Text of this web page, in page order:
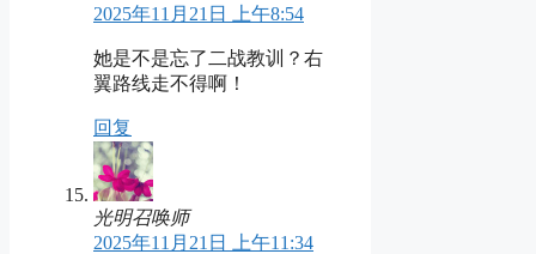
2025年11月21日 上午8:54
她是不是忘了二战教训？右
翼路线走不得啊！
回复
光明召唤师
2025年11月21日 上午11:34